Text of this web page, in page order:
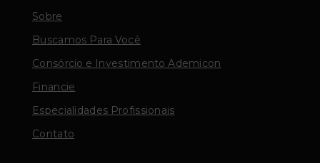
Sobre
Buscamos Para Você
Consórcio e Investimento Ademicon
Financie
Especialidades Profissionais
Contato